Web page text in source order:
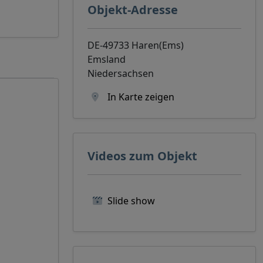
Objekt-Adresse
DE-49733 Haren(Ems)
Emsland
Niedersachsen
In Karte zeigen
Videos zum Objekt
Slide show